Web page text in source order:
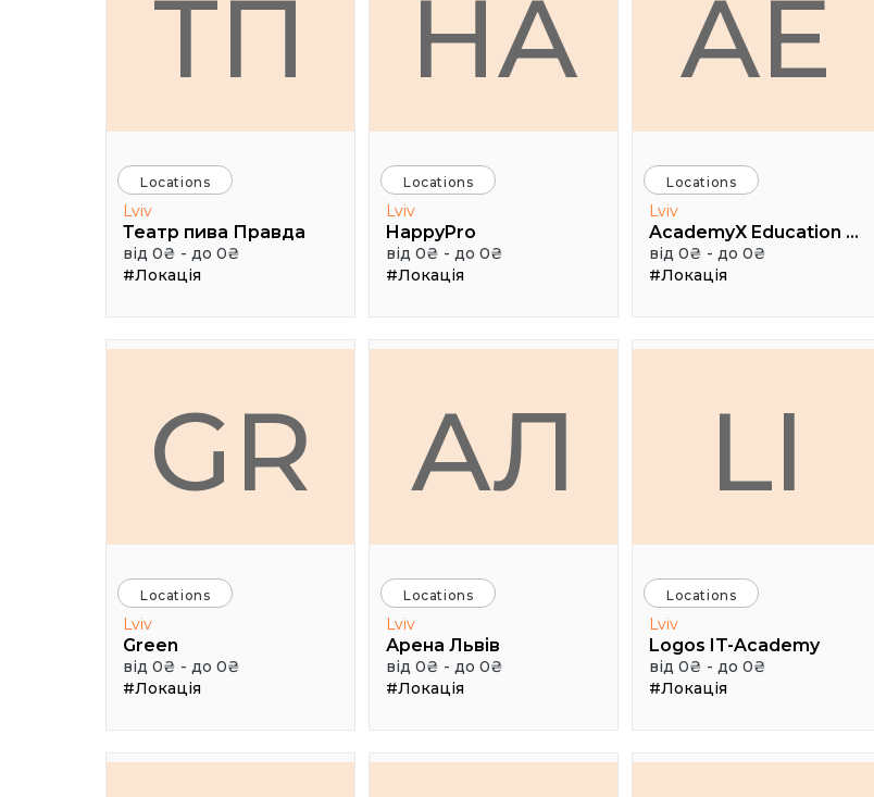
ТП
Locations
Lviv
Театр пива Правда
від 0₴ - до 0₴
#Локація
HA
Locations
Lviv
HappyPro
від 0₴ - до 0₴
#Локація
AE
Locations
Lviv
AcademyX Education Hub
від 0₴ - до 0₴
#Локація
GR
Locations
Lviv
Green
від 0₴ - до 0₴
#Локація
АЛ
Locations
Lviv
Арена Львів
від 0₴ - до 0₴
#Локація
LI
Locations
Lviv
Logos IT-Academy
від 0₴ - до 0₴
#Локація